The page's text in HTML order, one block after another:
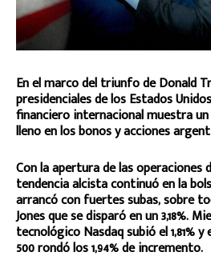
En el marco del triunfo de Donald
presidenciales de los Estados
financiero internacional muestra
lleno en los bonos y acciones
Con la apertura de las operaciones
tendencia alcista continuó en la
arrancó con fuertes subas, sobre
Jones que se disparó en un 3,18%.
tecnológico Nasdaq subió el 1,81%
500 rondó los 1,94% de incremento.